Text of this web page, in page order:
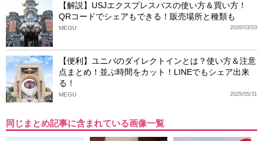
【解説】USJエクスプレスパスの使い方＆買い方！
QRコードでシェアもできる！販売場所と種類も
2026/03/03
MEGU
【便利】ユニバのダイレクトインとは？使い方＆注意
点まとめ！並ぶ時間をカット！LINEでもシェア出来
る！
2025/05/31
MEGU
同じまとめ記事に含まれている画像一覧